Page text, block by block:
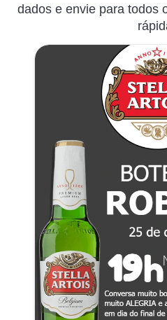
dados e envie para todos